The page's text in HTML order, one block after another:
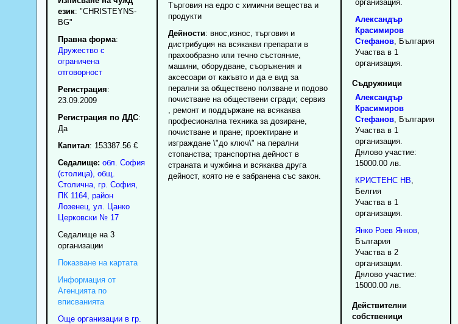
език: "CHRISTEYNS-
BG"
Правна форма:
Дружество с
ограничена
отговорност
Регистрация:
23.09.2009
Регистрация по ДДС:
Да
Капитал: 153387.56 €
Седалище: обл. София
(столица), общ.
Столична, гр. София,
ПК 1164, район
Лозенец, ул. Цанко
Церковски № 17
Седалище на 3
организации
Показване на картата
Информация от
Агенцията по
вписванията
Още организации в гр.
Търговия на едро с химични вещества и
продукти
Дейности: внос,износ, търговия и
дистрибуция на всякакви препарати в
прахообразно или течно състояние,
машини, оборудване, съоръжения и
аксесоари от какъвто и да е вид за
перални за обществено ползване и подово
почистване на обществени сгради; сервиз
, ремонт и поддържане на всякаква
професионална техника за дозиране,
почистване и пране; проектиране и
изграждане \"до ключ\" на перални
стопанства; транспортна дейност в
страната и чужбина и всякаква друга
дейност, която не е забранена със закон.
организация.
Александър
Красимиров
Стефанов, България
Участва в 1
организация.
Съдружници
Александър
Красимиров
Стефанов, България
Участва в 1
организация.
Дялово участие:
15000.00 лв.
КРИСТЕНС НВ
Белгия
Участва в 1
организация.
Янко Роев Янков,
България
Участва в 2
организации.
Дялово участие:
15000.00 лв.
Действителни
собственици